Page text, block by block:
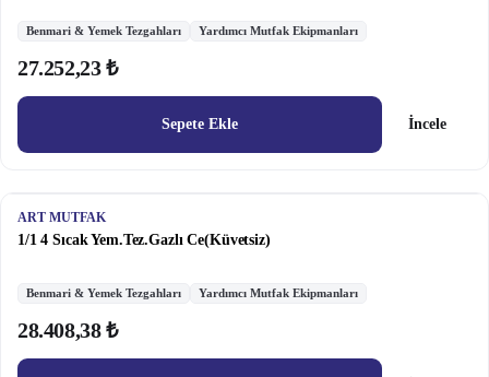
Benmari & Yemek Tezgahları Yardımcı Mutfak Ekipmanları
27.252,23 ₺
Sepete Ekle İncele
ART MUTFAK
1/1 4 Sıcak Yem.Tez.Gazlı Ce(Küvetsiz)
Benmari & Yemek Tezgahları Yardımcı Mutfak Ekipmanları
28.408,38 ₺